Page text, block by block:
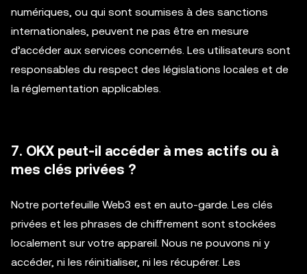
numériques, ou qui sont soumises à des sanctions
internationales, peuvent ne pas être en mesure
d’accéder aux services concernés. Les utilisateurs sont
responsables du respect des législations locales et de
la réglementation applicables.
7. OKX peut-il accéder à mes actifs ou à
mes clés privées ?
Notre portefeuille Web3 est en auto-garde. Les clés
privées et les phrases de chiffrement sont stockées
localement sur votre appareil. Nous ne pouvons ni y
accéder, ni les réinitialiser, ni les récupérer. Les